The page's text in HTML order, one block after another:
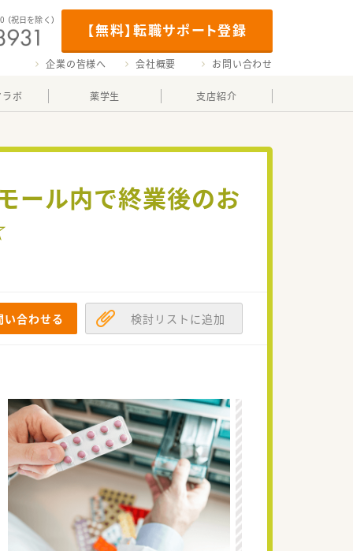
【無料】転職サポート登録
（祝日を除く）
企業の皆様へ 会社概要 お問い合わせ
ボ 薬学生 支店紹介
ール内で終業後のお
い合わせる 検討リストに追加